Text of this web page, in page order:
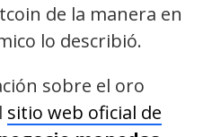
de la manera en
lo describió.
sobre el oro
sitio web oficial de